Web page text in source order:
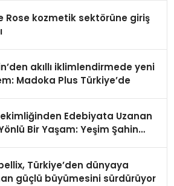
Rose kozmetik sektörüne giriş
akıllı iklimlendirmede yeni
Madoka Plus Türkiye’de
Edebiyata Uzanan
Bir Yaşam: Yeşim Şahin
Türkiye’den dünyaya
güçlü büyümesini sürdürüyor